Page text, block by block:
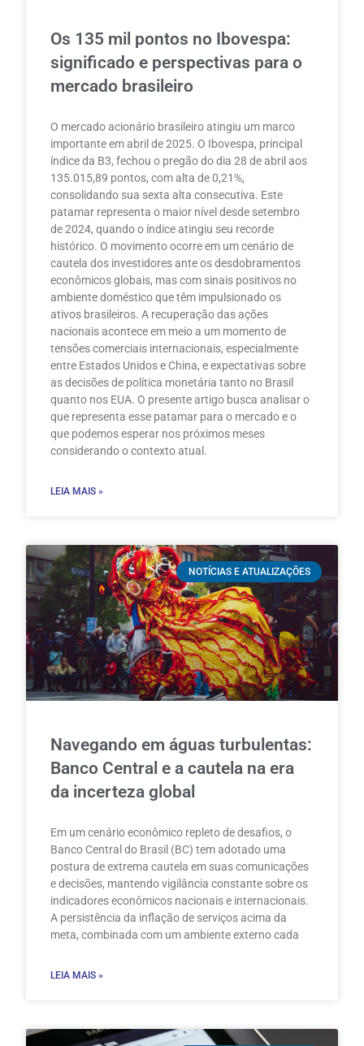
Os 135 mil pontos no Ibovespa:
significado e perspectivas para o
mercado brasileiro
O mercado acionário brasileiro atingiu um marco
importante em abril de 2025. O Ibovespa, principal
índice da B3, fechou o pregão do dia 28 de abril aos
135.015,89 pontos, com alta de 0,21%,
consolidando sua sexta alta consecutiva. Este
patamar representa o maior nível desde setembro
de 2024, quando o índice atingiu seu recorde
histórico. O movimento ocorre em um cenário de
cautela dos investidores ante os desdobramentos
econômicos globais, mas com sinais positivos no
ambiente doméstico que têm impulsionado os
ativos brasileiros. A recuperação das ações
nacionais acontece em meio a um momento de
tensões comerciais internacionais, especialmente
entre Estados Unidos e China, e expectativas sobre
as decisões de política monetária tanto no Brasil
quanto nos EUA. O presente artigo busca analisar o
que representa esse patamar para o mercado e o
que podemos esperar nos próximos meses
considerando o contexto atual.
LEIA MAIS »
NOTÍCIAS E ATUALIZAÇÕES
Navegando em águas turbulentas:
Banco Central e a cautela na era
da incerteza global
Em um cenário econômico repleto de desafios, o
Banco Central do Brasil (BC) tem adotado uma
postura de extrema cautela em suas comunicações
e decisões, mantendo vigilância constante sobre os
indicadores econômicos nacionais e internacionais.
A persistência da inflação de serviços acima da
meta, combinada com um ambiente externo cada
LEIA MAIS »